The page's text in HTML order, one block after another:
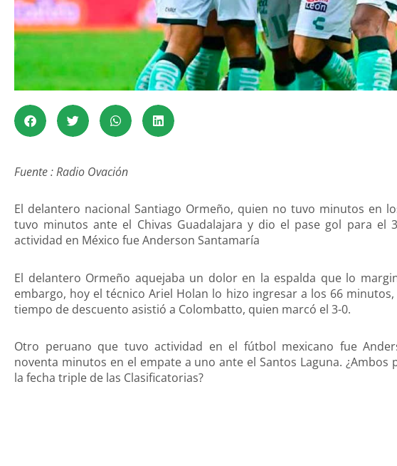
Fuente : Radio Ovación
El delantero nacional Santiago Ormeño, quien no tuvo minutos en
tuvo minutos ante el Chivas Guadalajara y dio el pase gol para el
actividad en México fue Anderson Santamaría
El delantero Ormeño aquejaba un dolor en la espalda que lo
embargo, hoy el técnico Ariel Holan lo hizo ingresar a los 66
tiempo de descuento asistió a Colombatto, quien marcó el 3-0.
Otro peruano que tuvo actividad en el fútbol mexicano fue
noventa minutos en el empate a uno ante el Santos Laguna. ¿Ambos
la fecha triple de las Clasificatorias?